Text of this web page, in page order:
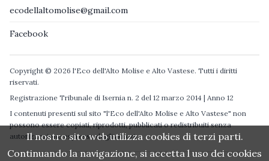
ecodellaltomolise@gmail.com
Facebook
Copyright © 2026 l'Eco dell'Alto Molise e Alto Vastese. Tutti i diritti
riservati.
Registrazione Tribunale di Isernia n. 2 del 12 marzo 2014 | Anno 12
I contenuti presenti sul sito "l'Eco dell'Alto Molise e Alto Vastese" non
possono essere copiati, riprodotti, pubblicati o redistribuiti senza
autorizzazione espressa degli autori.
Il nostro sito web utilizza cookies di terzi parti.
Continuando la navigazione, si accetta l uso dei cookies